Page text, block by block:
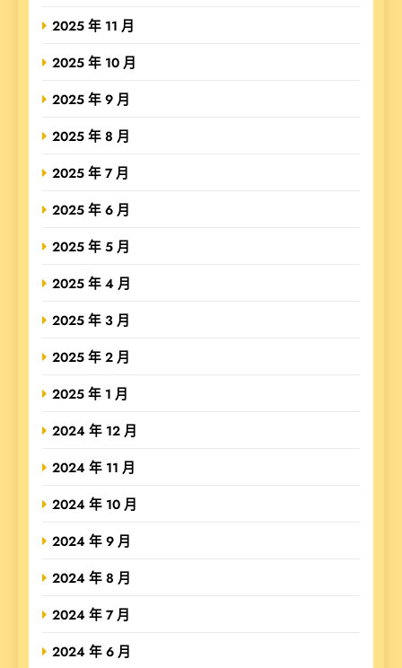
2025 年 11 月
2025 年 10 月
2025 年 9 月
2025 年 8 月
2025 年 7 月
2025 年 6 月
2025 年 5 月
2025 年 4 月
2025 年 3 月
2025 年 2 月
2025 年 1 月
2024 年 12 月
2024 年 11 月
2024 年 10 月
2024 年 9 月
2024 年 8 月
2024 年 7 月
2024 年 6 月